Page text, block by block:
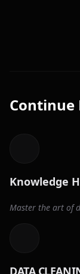
Continue
Knowledge
Master the art of